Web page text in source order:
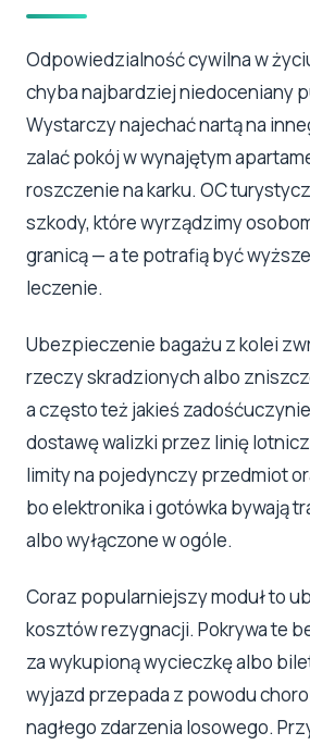
Odpowiedzialność cywilna w
chyba najbardziej niedoceniany
Wystarczy najechać nartą na
zalać pokój w wynajętym
roszczenie na karku. OC
szkody, które wyrządzimy
granicą — a te potrafią być
leczenie.
Ubezpieczenie bagażu z kolei
rzeczy skradzionych albo
a często też jakieś
dostawę walizki przez linię
limity na pojedynczy przedmiot
bo elektronika i gotówka bywają
albo wyłączone w ogóle.
Coraz popularniejszy moduł to
kosztów rezygnacji. Pokrywa te
za wykupioną wycieczkę albo
wyjazd przepada z powodu
nagłego zdarzenia losowego.